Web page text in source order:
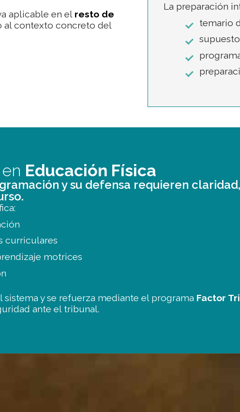
aplicable en el resto de
al contexto concreto del
La preparación
temario
Educación Física
y su defensa requieren
curriculares
motrices
y se refuerza mediante el programa Factor
ante el tribunal.